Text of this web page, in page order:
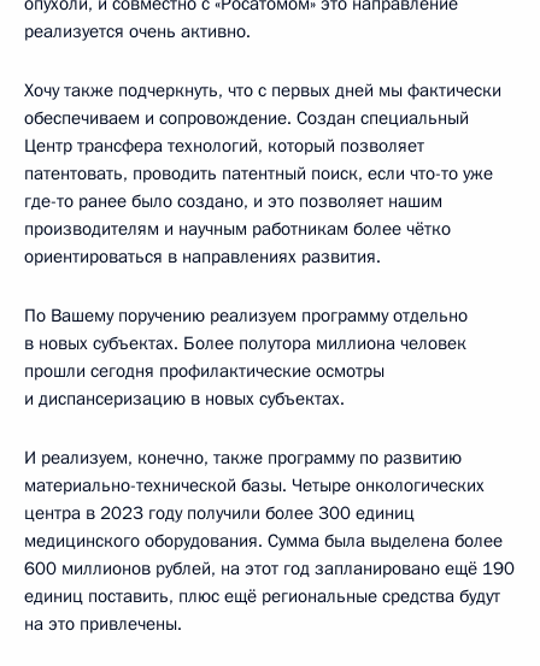
реализуется очень активно.
Хочу также подчеркнуть, что с первых дней мы фактически
обеспечиваем и сопровождение. Создан специальный
Центр трансфера технологий, который позволяет
патентовать, проводить патентный поиск, если что-то уже
где-то ранее было создано, и это позволяет нашим
производителям и научным работникам более чётко
ориентироваться в направлениях развития.
По Вашему поручению реализуем программу отдельно
в новых субъектах. Более полутора миллиона человек
прошли сегодня профилактические осмотры
и диспансеризацию в новых субъектах.
И реализуем, конечно, также программу по развитию
материально-технической базы. Четыре онкологических
центра в 2023 году получили более 300 единиц
медицинского оборудования. Сумма была выделена более
600 миллионов рублей, на этот год запланировано ещё 190
единиц поставить, плюс ещё региональные средства будут
на это привлечены.